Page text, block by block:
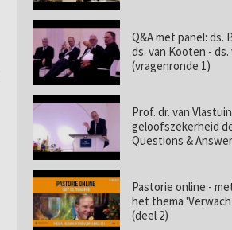
Q&A met panel: ds.
ds. van Kooten - ds.
(vragenronde 1)
Prof. dr. van
geloofszekerheid
Questions &
Pastorie online -
het thema
(deel 2)